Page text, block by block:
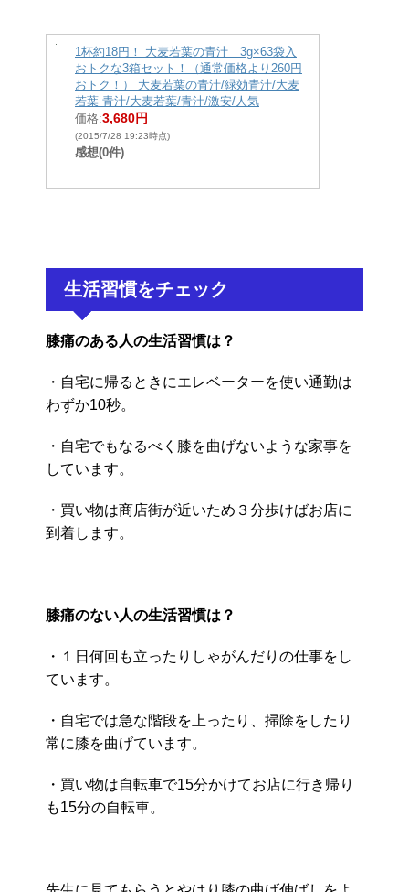
1杯約18円！ 大麦若葉の青汁 3g×63袋入
おトクな3箱セット！（通常価格より260円
おトク！） 大麦若葉の青汁/緑効青汁/大麦
若葉 青汁/大麦若葉/青汁/激安/人気
価格:3,680円
(2015/7/28 19:23時点)
感想(0件)
生活習慣をチェック
膝痛のある人の生活習慣は？
・自宅に帰るときにエレベーターを使い通勤は
わずか10秒。
・自宅でもなるべく膝を曲げないような家事を
しています。
・買い物は商店街が近いため３分歩けばお店に
到着します。
膝痛のない人の生活習慣は？
・１日何回も立ったりしゃがんだりの仕事をし
ています。
・自宅では急な階段を上ったり、掃除をしたり
常に膝を曲げています。
・買い物は自転車で15分かけてお店に行き帰り
も15分の自転車。